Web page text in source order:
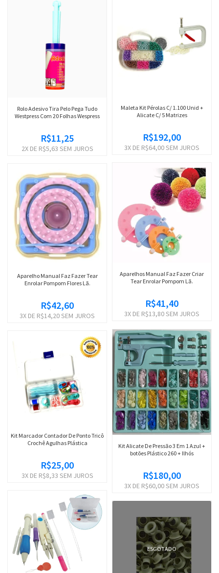
Rolo Adesivo Tira Pelo Pega Tudo
Westpress Com 20 Folhas Wespress
R$11,25
2X DE R$5,63 SEM JUROS
Maleta Kit Pérolas C/ 1.100 Unid +
Alicate C/ 5 Matrizes
R$192,00
3X DE R$64,00SEM JUROS
Aparelho Manual Faz Fazer Tear
Enrolar Pompom Flores Lã.
R$42,60
3X DE R$14,20SEM JUROS
Aparelhos Manual Faz Fazer Criar
Tear Enrolar Pompom Lã.
R$41,40
3X DE R$13,80SEM JUROS
Kit Marcador Contador De Ponto Tricô
Crochê Agulhas Plástica
R$25,00
3X DE R$8,33 SEM JUROS
Kit Alicate De Pressão 3 Em 1 Azul +
botões Plástico 260 + Ilhós
R$180,00
3X DE R$60,00SEM JUROS
ESGOTADO